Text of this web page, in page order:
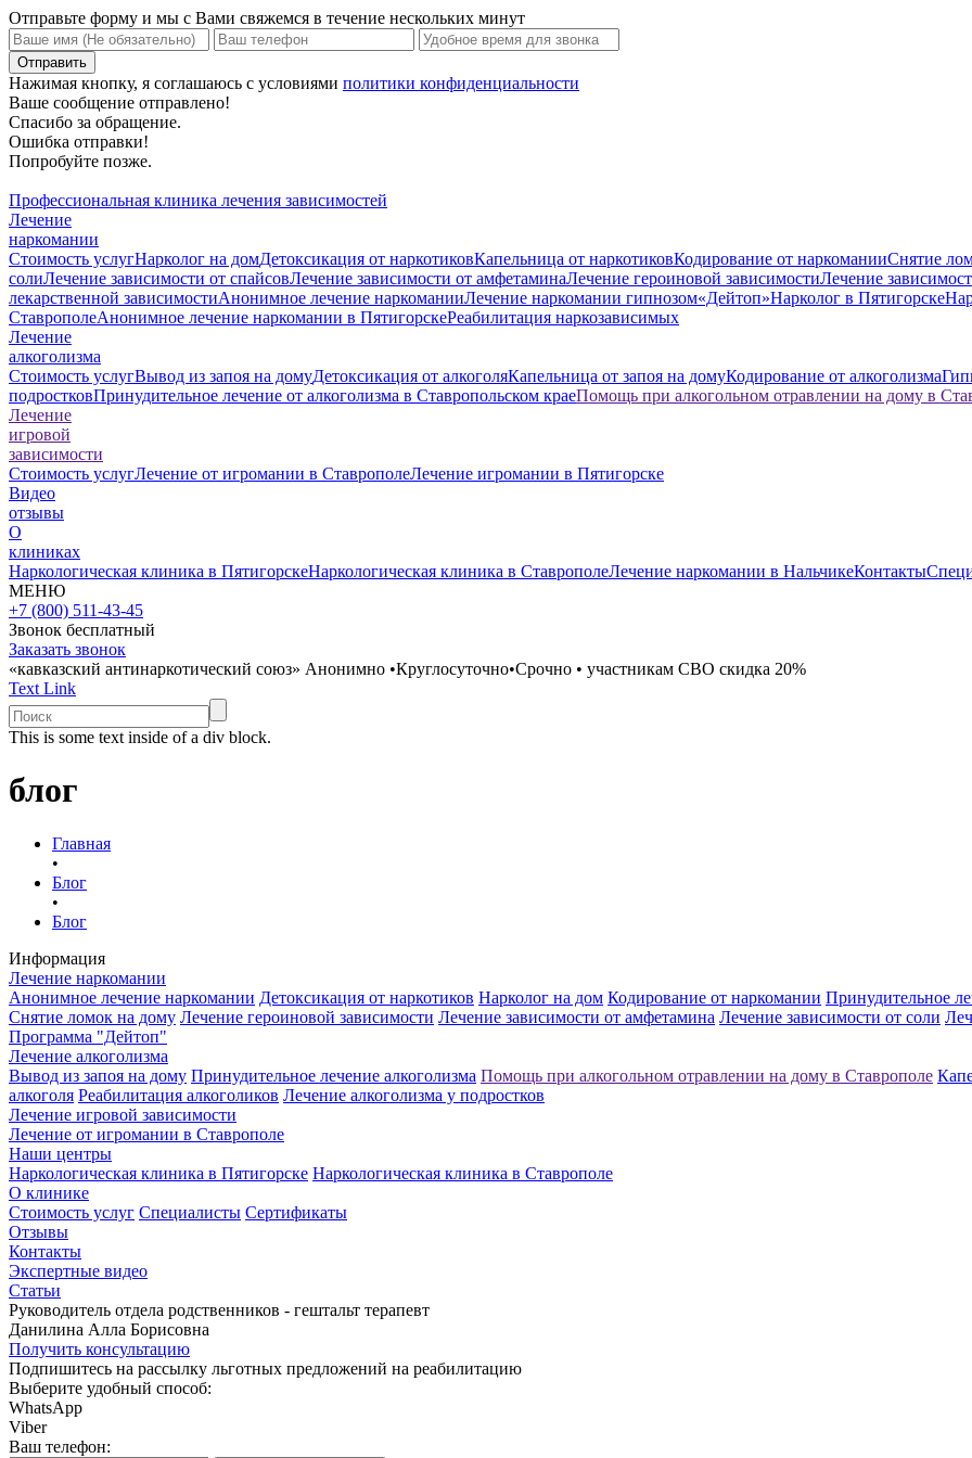
Отправьте форму и мы с Вами свяжемся в течение нескольких минут
Нажимая кнопку, я соглашаюсь с условиями политики конфиденциальности
Ваше сообщение отправлено!
Спасибо за обращение.
Ошибка отправки!
Попробуйте позже.
Профессиональная клиника лечения зависимостей
Лечение
наркомании
Стоимость услугНарколог на домДетоксикация от наркотиковКапельница от наркотиковКодирование от наркоманииСнятие
солиЛечение зависимости от спайсовЛечение зависимости от амфетаминаЛечение героиновой зависимостиЛечение
лекарственной зависимостиАнонимное лечение наркоманииЛечение наркомании гипнозом«Дейтоп»Нарколог в Пятигорске
СтаврополеАнонимное лечение наркомании в ПятигорскеРеабилитация наркозависимых
Лечение
алкоголизма
Стоимость услугВывод из запоя на домуДетоксикация от алкоголяКапельница от запоя на домуКодирование от алкоголизма
подростковПринудительное лечение от алкоголизма в Ставропольском краеПомощь при алкогольном отравлении на дому в
Лечение
игровой
зависимости
Стоимость услугЛечение от игромании в СтаврополеЛечение игромании в Пятигорске
Видео
отзывы
О
клиниках
Наркологическая клиника в ПятигорскеНаркологическая клиника в СтаврополеЛечение наркомании в НальчикеКонтакты
МЕНЮ
+7 (800) 511-43-45
Звонок бесплатный
Заказать звонок
«кавказский антинаркотический союз» Анонимно •Круглосуточно•Срочно • участникам СВО скидка 20%
Text Link
This is some text inside of a div block.
блог
Главная
•
Блог
•
Блог
Информация
Лечение наркомании
Анонимное лечение наркомании Детоксикация от наркотиков Нарколог на дом Кодирование от наркомании Принудительное
Снятие ломок на дому Лечение героиновой зависимости Лечение зависимости от амфетамина Лечение зависимости от соли
Программа "Дейтоп"
Лечение алкоголизма
Вывод из запоя на дому Принудительное лечение алкоголизма Помощь при алкогольном отравлении на дому в Ставрополе
алкоголя Реабилитация алкоголиков Лечение алкоголизма у подростков
Лечение игровой зависимости
Лечение от игромании в Ставрополе
Наши центры
Наркологическая клиника в Пятигорске Наркологическая клиника в Ставрополе
О клинике
Стоимость услуг Специалисты Сертификаты
Отзывы
Контакты
Экспертные видео
Статьи
Руководитель отдела родственников - гештальт терапевт
Данилина Алла Борисовна
Получить консультацию
Подпишитесь на рассылку льготных предложений на реабилитацию
Выберите удобный способ:
WhatsApp
Viber
Ваш телефон: